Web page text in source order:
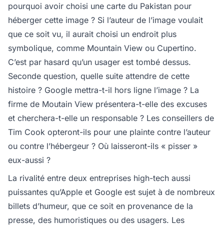
pourquoi avoir choisi une carte du Pakistan pour
héberger cette image ? Si l’auteur de l’image voulait
que ce soit vu, il aurait choisi un endroit plus
symbolique, comme Mountain View ou Cupertino.
C’est par hasard qu’un usager est tombé dessus.
Seconde question, quelle suite attendre de cette
histoire ? Google mettra-t-il hors ligne l’image ? La
firme de Moutain View présentera-t-elle des excuses
et cherchera-t-elle un responsable ? Les conseillers de
Tim Cook opteront-ils pour une plainte contre l’auteur
ou contre l’hébergeur ? Où laisseront-ils « pisser »
eux-aussi ?
La rivalité entre deux entreprises high-tech aussi
puissantes qu’Apple et Google est sujet à de nombreux
billets d’humeur, que ce soit en provenance de la
presse, des humoristiques ou des usagers. Les